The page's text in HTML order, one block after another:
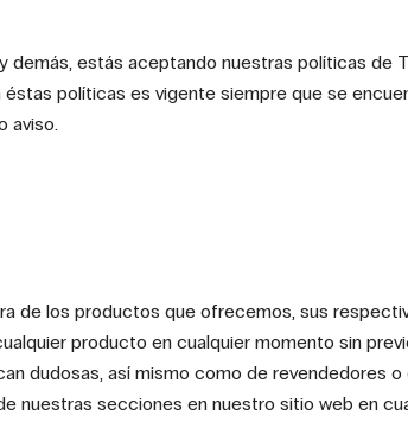
demás, estás aceptando nuestras políticas de
políticas es vigente siempre que se
aviso.
de los productos que ofrecemos, sus
producto en cualquier momento sin
dudosas, así mismo como de revendedores
nuestras secciones en nuestro sitio web en